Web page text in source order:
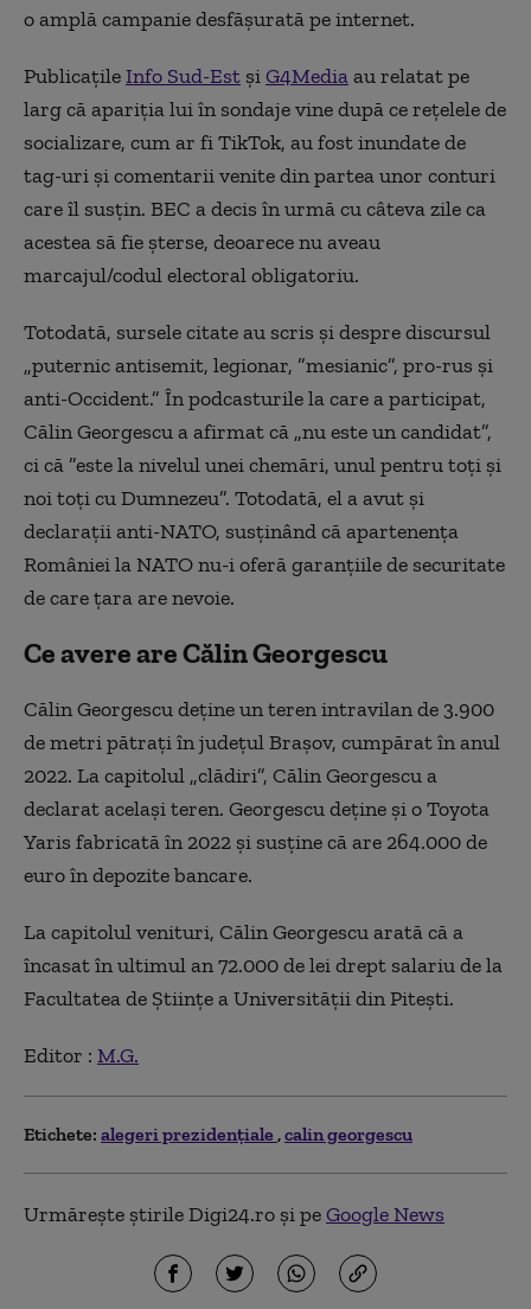
o amplă campanie desfășurată pe internet.
PublicațileInfo Sud-Est șiG4Mediaau relatat pe
larg că apariția lui în sondaje vine după ce rețelele de
socializare, cum ar fi TikTok, au fost inundate de
tag-uri și comentarii venite din partea unor conturi
care îl susțin. BEC a decis în urmă cu câteva zile ca
acestea să fie șterse, deoarece nu aveau
marcajul/codul electoral obligatoriu.
Totodată, sursele citate au scris și despre discursul
„puternic antisemit, legionar, ”mesianic”, pro-rus și
anti-Occident.” În podcasturile la care a participat,
Călin Georgescu a afirmat că „nu este un candidat”,
ci că ”este la nivelul unei chemări, unul pentru toți și
noi toți cu Dumnezeu”. Totodată, el a avut și
declarații anti-NATO, susținând că apartenența
României la NATO nu-i oferă garanțiile de securitate
de care țara are nevoie.
Ce avere are Călin Georgescu
Călin Georgescu deține un teren intravilan de 3.900
de metri pătrați în județul Brașov, cumpărat în anul
2022. La capitolul „clădiri”, Călin Georgescu a
declarat același teren. Georgescu deține și o Toyota
Yaris fabricată în 2022 și susține că are 264.000 de
euro în depozite bancare.
La capitolul venituri, Călin Georgescu arată că a
încasat în ultimul an 72.000 de lei drept salariu de la
Facultatea de Științe a Universității din Pitești.
Editor : M.G.
Etichete: alegeri prezidențiale calin georgescu
Urmărește știrile Digi24.ro și peGoogle News